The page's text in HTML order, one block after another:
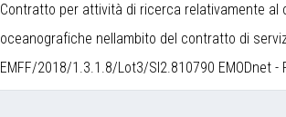
Contratto per attività di ricerca relativamente al
oceanografiche nellambito del contratto di
EMFF/2018/1.3.1.8/Lot3/SI2.810790 EMODnet -